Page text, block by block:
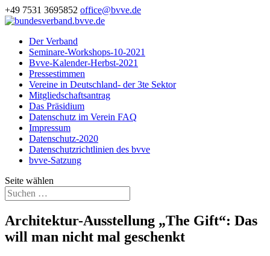
+49 7531 3695852 office@bvve.de
Der Verband
Seminare-Workshops-10-2021
Bvve-Kalender-Herbst-2021
Pressestimmen
Vereine in Deutschland- der 3te Sektor
Mitgliedschaftsantrag
Das Präsidium
Datenschutz im Verein FAQ
Impressum
Datenschutz-2020
Datenschutzrichtlinien des bvve
bvve-Satzung
Seite wählen
Architektur-Ausstellung „The Gift“: Das
will man nicht mal geschenkt